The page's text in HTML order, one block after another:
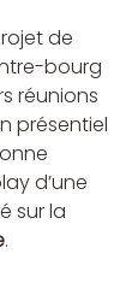
de
bourg
réunions
présentiel
d’une
sur la
.